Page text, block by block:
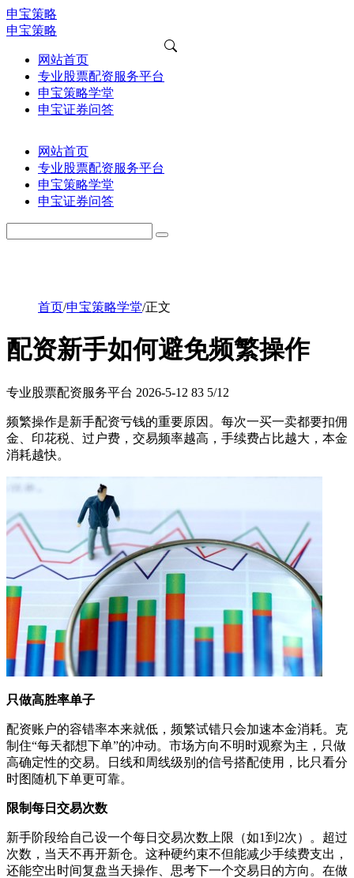
申宝策略
申宝策略
网站首页
专业股票配资服务平台
申宝策略学堂
申宝证券问答
网站首页
专业股票配资服务平台
申宝策略学堂
申宝证券问答
首页/申宝策略学堂/正文
配资新手如何避免频繁操作
专业股票配资服务平台 2026-5-12 83 5/12
频繁操作是新手配资亏钱的重要原因。每次一买一卖都要扣佣
金、印花税、过户费，交易频率越高，手续费占比越大，本金
消耗越快。
只做高胜率单子
配资账户的容错率本来就低，频繁试错只会加速本金消耗。克
制住“每天都想下单”的冲动。市场方向不明时观察为主，只做
高确定性的交易。日线和周线级别的信号搭配使用，比只看分
时图随机下单更可靠。
限制每日交易次数
新手阶段给自己设一个每日交易次数上限（如1到2次）。超过
次数，当天不再开新仓。这种硬约束不但能减少手续费支出，
还能空出时间复盘当天操作、思考下一个交易日的方向。在做